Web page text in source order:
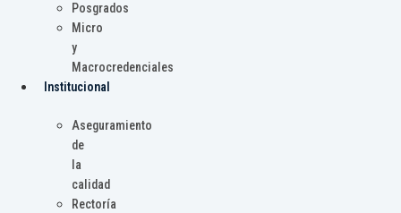
Posgrados
Micro
y
Macrocredenciales
Institucional
Aseguramiento
de
la
calidad
Rectoría